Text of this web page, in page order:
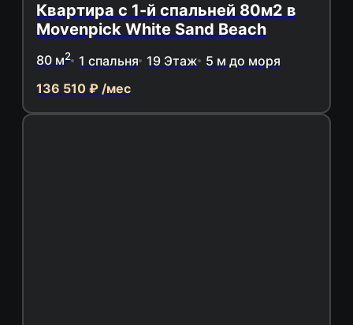
Квартира с 1-й спальней 80м2 в
Movenpick White Sand Beach
80 м2 1 спальня 19 Этаж 5 м до моря
136 510 ₽ /мес